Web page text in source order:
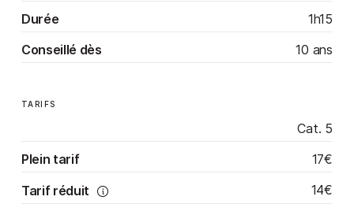
Durée
1h15
Conseillé dès
10 ans
TARIFS
Cat. 5
Plein tarif
17€
Tarif réduit 14€